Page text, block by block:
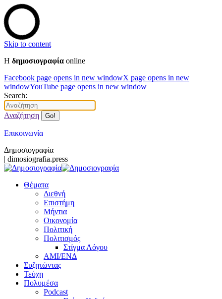
Skip to content
Η δημοσιογραφία online
Facebook page opens in new windowX page opens in new
windowYouTube page opens in new window
Search:
Αναζήτηση
Επικοινωνία
Δημοσιογραφία
| dimosiografia.press
Θέματα
Διεθνή
Επιστήμη
Μήντια
Οικονομία
Πολιτική
Πολιτισμός
Στίγμα Λόγου
AMI/ΕΝΔ
Συζητώντας
Τεύχη
Πολυμέσα
Podcast